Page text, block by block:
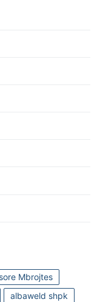
Mbrojtes
albaweld shpk